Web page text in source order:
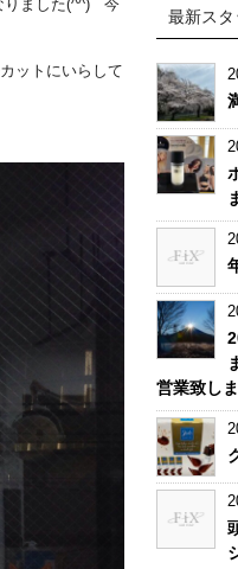
りました(^^) 今
ットにいらして
最新ス
営業致しま